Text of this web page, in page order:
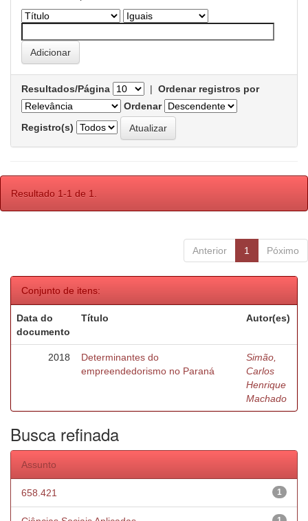
Resultados/Página | Ordenar registros por
Ordenar
Registro(s)
Resultado 1-1 de 1.
Anterior 1 Póximo
Conjunto de itens:
Data do
documento
Título Autor(es)
2018
Determinantes do
empreendedorismo no Paraná
Simão,
Carlos
Henrique
Machado
Busca refinada
Assunto
1
658.421